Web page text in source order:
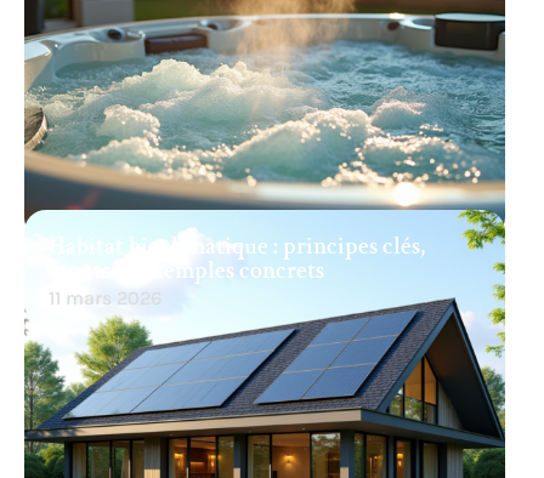
Habitat bioclimatique : principes clés,
atouts et exemples concrets
11 mars 2026